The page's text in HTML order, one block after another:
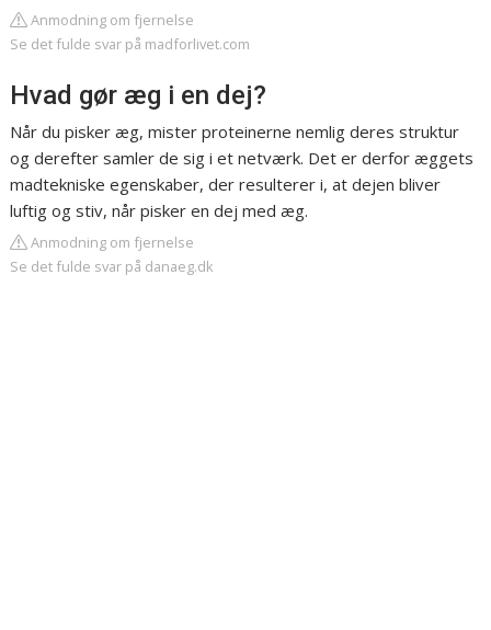
Anmodning om fjernelse
Se det fulde svar på madforlivet.com
Hvad gør æg i en dej?
Når du pisker æg, mister proteinerne nemlig deres struktur
og derefter samler de sig i et netværk. Det er derfor æggets
madtekniske egenskaber, der resulterer i, at dejen bliver
luftig og stiv, når pisker en dej med æg.
Anmodning om fjernelse
Se det fulde svar på danaeg.dk